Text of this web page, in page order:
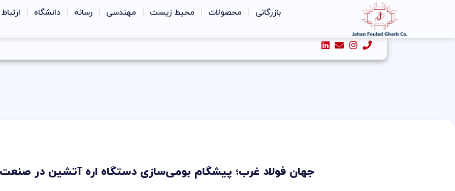
بازرگانی محصولات محیط زیست مهندسی رسانه دانشگاه
جهان فولاد غرب؛ پیشگام بومی‌سازی دستگاه اره آتشین در صنعت